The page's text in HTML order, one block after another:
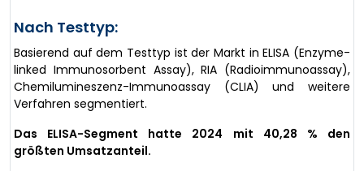
Nach Testtyp:
Basierend auf dem Testtyp ist der Markt in ELISA (Enzyme-
linked Immunosorbent Assay), RIA (Radioimmunoassay),
Chemilumineszenz-Immunoassay (CLIA) und weitere
Verfahren segmentiert.
Das ELISA-Segment hatte 2024 mit 40,28 % den
größten Umsatzanteil.